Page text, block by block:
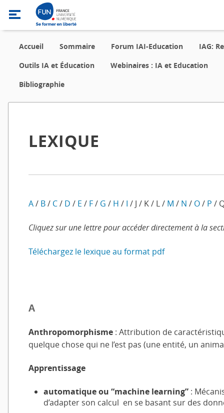
Accueil Sommaire Forum IAI-Education
IAG:
Outils IA et Éducation
Webinaires : IA et Education
Bibliographie
LEXIQUE
A / B / C / D / E / F / G / H / I / J / K / L / M / N / O / P /
Cliquez sur une lettre pour accéder directement à la
Téléchargez le lexique au format pdf
A
Anthropomorphisme : Attribution de
quelque chose qui ne l’est pas (une entité, un
Apprentissage
automatique ou “machine learning” :
d’adapter son calcul en se basant sur des